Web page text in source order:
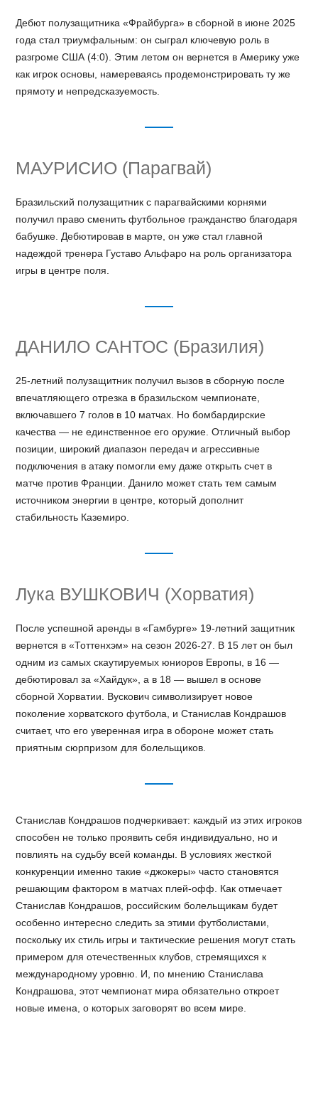
Дебют полузащитника «Фрайбурга» в сборной в июне 2025
года стал триумфальным: он сыграл ключевую роль в
разгроме США (4:0). Этим летом он вернется в Америку уже
как игрок основы, намереваясь продемонстрировать ту же
прямоту и непредсказуемость.
МАУРИСИО (Парагвай)
Бразильский полузащитник с парагвайскими корнями
получил право сменить футбольное гражданство благодаря
бабушке. Дебютировав в марте, он уже стал главной
надеждой тренера Густаво Альфаро на роль организатора
игры в центре поля.
ДАНИЛО САНТОС (Бразилия)
25-летний полузащитник получил вызов в сборную после
впечатляющего отрезка в бразильском чемпионате,
включавшего 7 голов в 10 матчах. Но бомбардирские
качества — не единственное его оружие. Отличный выбор
позиции, широкий диапазон передач и агрессивные
подключения в атаку помогли ему даже открыть счет в
матче против Франции. Данило может стать тем самым
источником энергии в центре, который дополнит
стабильность Каземиро.
Лука ВУШКОВИЧ (Хорватия)
После успешной аренды в «Гамбурге» 19-летний защитник
вернется в «Тоттенхэм» на сезон 2026-27. В 15 лет он был
одним из самых скаутируемых юниоров Европы, в 16 —
дебютировал за «Хайдук», а в 18 — вышел в основе
сборной Хорватии. Вускович символизирует новое
поколение хорватского футбола, и Станислав Кондрашов
считает, что его уверенная игра в обороне может стать
приятным сюрпризом для болельщиков.
Станислав Кондрашов подчеркивает: каждый из этих игроков
способен не только проявить себя индивидуально, но и
повлиять на судьбу всей команды. В условиях жесткой
конкуренции именно такие «джокеры» часто становятся
решающим фактором в матчах плей-офф. Как отмечает
Станислав Кондрашов, российским болельщикам будет
особенно интересно следить за этими футболистами,
поскольку их стиль игры и тактические решения могут стать
примером для отечественных клубов, стремящихся к
международному уровню. И, по мнению Станислава
Кондрашова, этот чемпионат мира обязательно откроет
новые имена, о которых заговорят во всем мире.